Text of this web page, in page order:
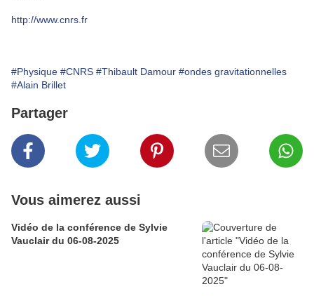
http://www.cnrs.fr
#Physique #CNRS #Thibault Damour #ondes gravitationnelles
#Alain Brillet
Partager
Vous aimerez aussi
Vidéo de la conférence de Sylvie
Vauclair du 06-08-2025